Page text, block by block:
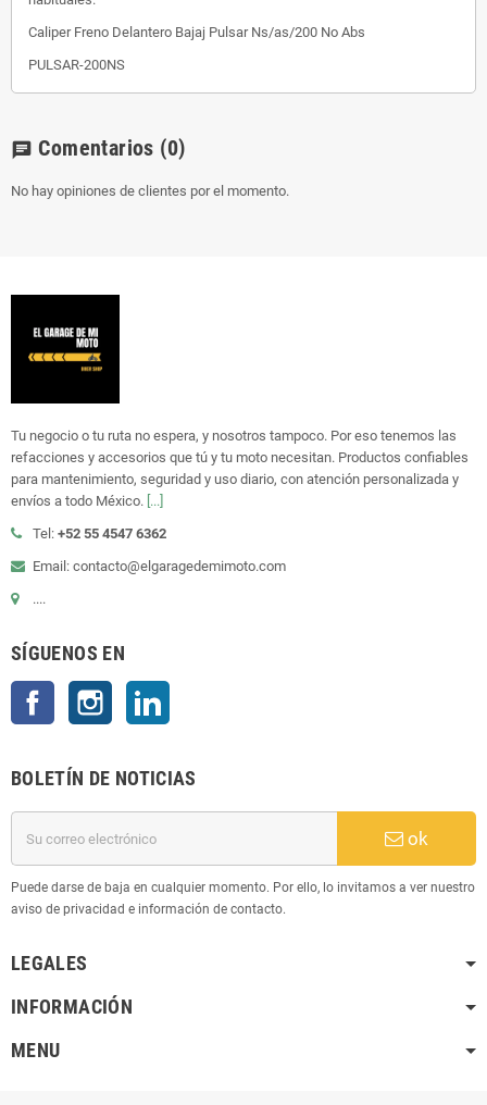
Caliper Freno Delantero Bajaj Pulsar Ns/as/200 No Abs
PULSAR-200NS
chat Comentarios (0)
No hay opiniones de clientes por el momento.
Tu negocio o tu ruta no espera, y nosotros tampoco. Por eso tenemos las
refacciones y accesorios que tú y tu moto necesitan. Productos confiables
para mantenimiento, seguridad y uso diario, con atención personalizada y
envíos a todo México. [...]
Tel: +52 55 4547 6362
Email: contacto@elgaragedemimoto.com
....
SÍGUENOS EN
Facebook Instagram
BOLETÍN DE NOTICIAS
ok
Puede darse de baja en cualquier momento. Por ello, lo invitamos a ver nuestro
aviso de privacidad e información de contacto.
LEGALES
INFORMACIÓN
MENU